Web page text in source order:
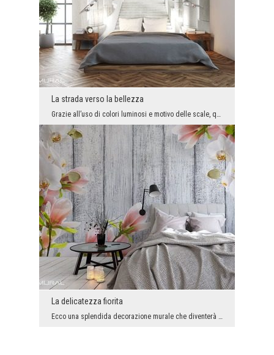
La strada verso la bellezza
Grazie all’uso di colori luminosi e motivo delle scale, questa insolita decorazione murale è in g...
La delicatezza fiorita
Ecco una splendida decorazione murale che diventerà una grande decorazione di ogni stanza decorat...